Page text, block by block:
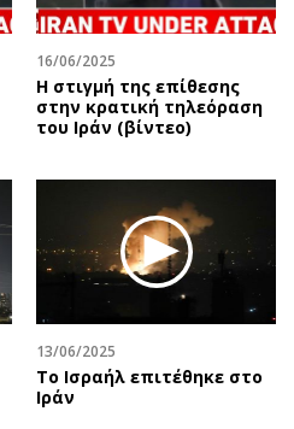
16/06/2025
Η στιγμή της επίθεσης
στην κρατική τηλεόραση
του Ιράν (βίντεο)
13/06/2025
To Ισραήλ επιτέθηκε στο
Ιράν